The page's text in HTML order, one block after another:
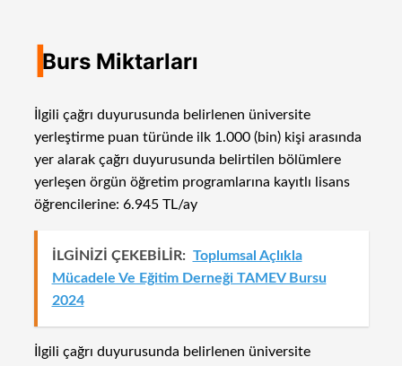
IBurs Miktarları
İlgili çağrı duyurusunda belirlenen üniversite
yerleştirme puan türünde ilk 1.000 (bin) kişi arasında
yer alarak çağrı duyurusunda belirtilen bölümlere
yerleşen örgün öğretim programlarına kayıtlı lisans
öğrencilerine: 6.945 TL/ay
İLGİNİZİ ÇEKEBİLİR: Toplumsal Açlıkla
Mücadele Ve Eğitim Derneği TAMEV Bursu
2024
İlgili çağrı duyurusunda belirlenen üniversite